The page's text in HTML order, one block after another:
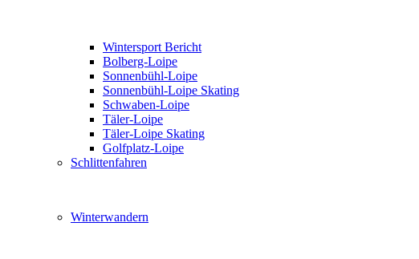
Wintersport Bericht
Bolberg-Loipe
Sonnenbühl-Loipe
Sonnenbühl-Loipe Skating
Schwaben-Loipe
Täler-Loipe
Täler-Loipe Skating
Golfplatz-Loipe
Schlittenfahren
Winterwandern